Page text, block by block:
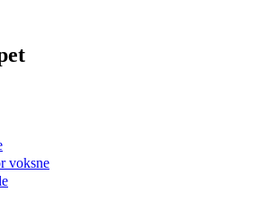
voksne